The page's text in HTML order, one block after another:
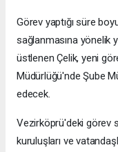
Görev yaptığı süre
sağlanmasına yönelik
üstlenen Çelik, yeni
Müdürlüğü'nde Şube
edecek.
Vezirköprü'deki görev
kuruluşları ve